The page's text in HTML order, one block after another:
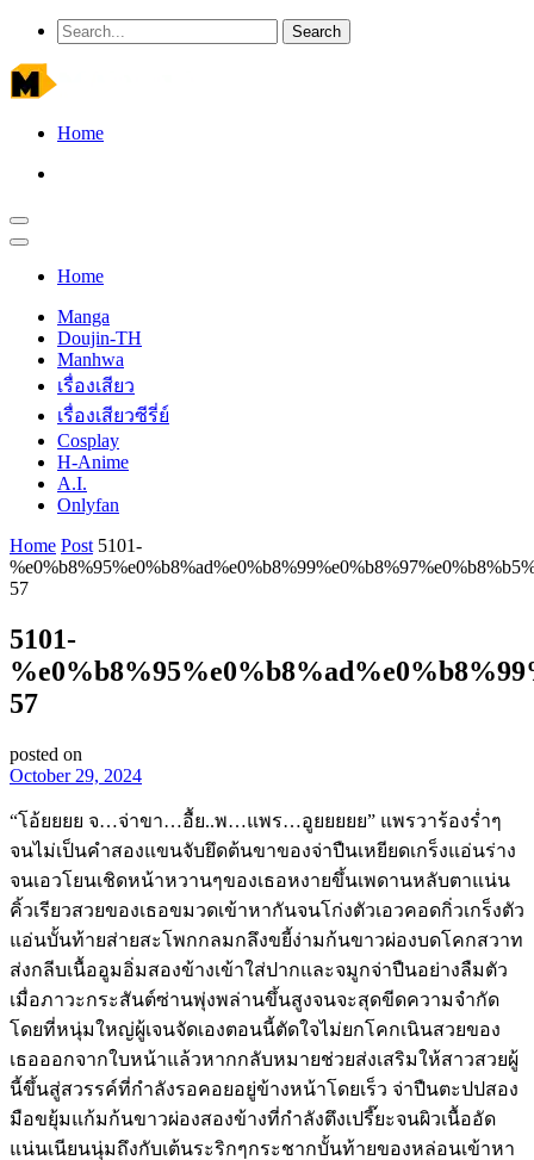
Home
Home
Manga
Doujin-TH
Manhwa
เรื่องเสียว
เรื่องเสียวซีรี่ย์
Cosplay
H-Anime
A.I.
Onlyfan
Home Post 5101-
57
5101-
57
posted on
October 29, 2024
“โอ้ยยยย จ…จ่าขา…อื้ย..พ…แพร…อูยยยยย” แพรวาร้องร่ำๆ
จนไม่เป็นคำสองแขนจับยึดต้นขาของจ่าปืนเหยียดเกร็งแอ่นร่าง
จนเอวโยนเชิดหน้าหวานๆของเธอหงายขึ้นเพดานหลับตาแน่น
คิ้วเรียวสวยของเธอขมวดเข้าหากันจนโก่งตัวเอวคอดกิ่วเกร็งตัว
แอ่นบั้นท้ายส่ายสะโพกกลมกลึงขยี้ง่ามก้นขาวผ่องบดโคกสวาท
ส่งกลีบเนื้ออูมอิ่มสองข้างเข้าใส่ปากและจมูกจ่าปืนอย่างลืมตัว
เมื่อภาวะกระสันต์ซ่านพุ่งพล่านขึ้นสูงจนจะสุดขีดความจำกัด
โดยที่หนุ่มใหญ่ผู้เจนจัดเองตอนนี้ตัดใจไม่ยกโคกเนินสวยของ
เธอออกจากใบหน้าแล้วหากกลับหมายช่วยส่งเสริมให้สาวสวยผู้
นี้ขึ้นสู่สวรรค์ที่กำลังรอคอยอยู่ข้างหน้าโดยเร็ว จ่าปืนตะปปสอง
มือขยุ้มแก้มก้นขาวผ่องสองข้างที่กำลังตึงเปรี๊ยะจนผิวเนื้ออัด
แน่นเนียนนุ่มถึงกับเต้นระริกๆกระชากบั้นท้ายของหล่อนเข้าหา